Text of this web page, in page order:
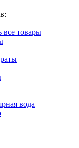
все товары
вода